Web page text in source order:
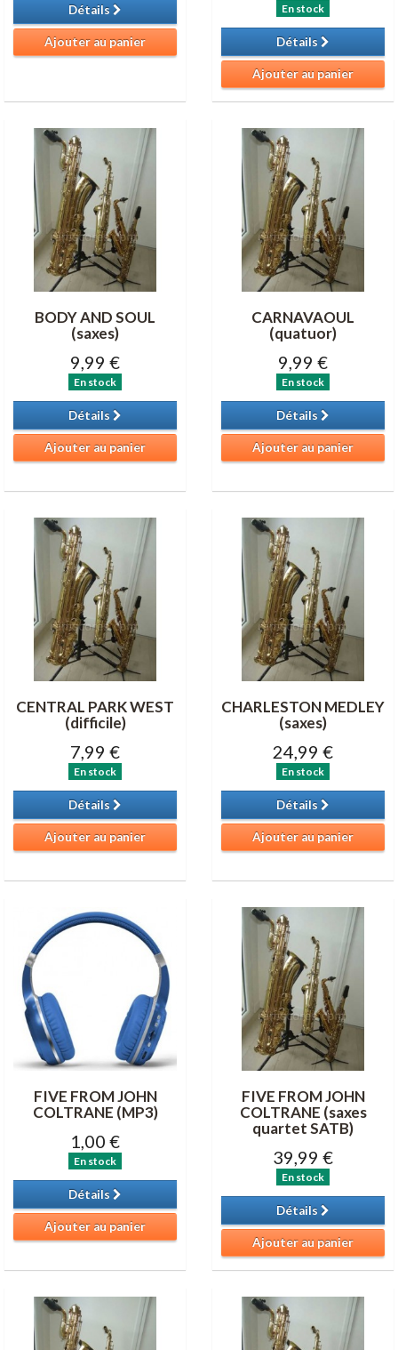
Détails
Ajouter au panier
En stock
Détails
Ajouter au panier
BODY AND SOUL
(saxes)
9,99 €
En stock
Détails
Ajouter au panier
CARNAVAOUL
(quatuor)
9,99 €
En stock
Détails
Ajouter au panier
CENTRAL PARK WEST
(difficile)
7,99 €
En stock
Détails
Ajouter au panier
CHARLESTON MEDLEY
(saxes)
24,99 €
En stock
Détails
Ajouter au panier
FIVE FROM JOHN
COLTRANE (MP3)
1,00 €
En stock
Détails
Ajouter au panier
FIVE FROM JOHN
COLTRANE (saxes
quartet SATB)
39,99 €
En stock
Détails
Ajouter au panier